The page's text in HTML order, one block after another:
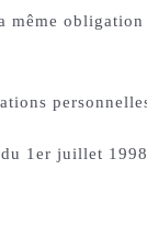
1er juillet